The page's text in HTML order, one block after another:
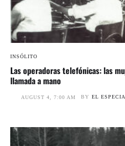
INSÓLITO
Las operadoras telefónicas: las
llamada a mano
AUGUST 4, 7:00 AM BY EL